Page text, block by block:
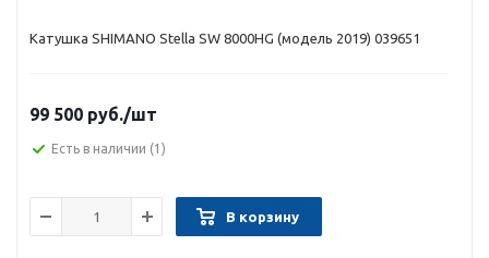
Катушка SHIMANO Stella SW 8000HG (модель 2019) 039651
99 500 руб./шт
Есть в наличии (1)
В корзину